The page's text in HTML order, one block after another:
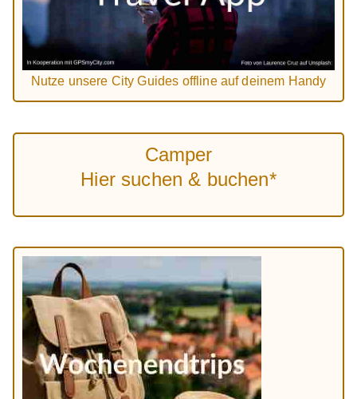
Nutze unsere City Guides offline auf deinem Handy
Camper
Hier suchen & buchen*